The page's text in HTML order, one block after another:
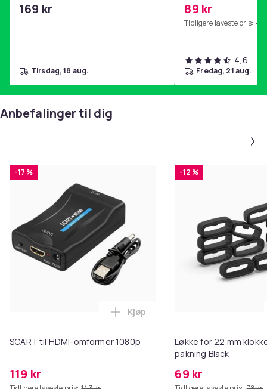
hjemmegymnastikk Purple
169 kr
tirsdag, 18 aug.
89 kr
Tidligere laveste pris: 99
4,6
fredag, 21 aug.
Anbefalinger til dig
-17 %
SCART til HDMI-omformer 1080p
119 kr
Legg SCART til HDMI-omformer
Kjøp
-12 %
Løkke for 22 mm
pakning Black
69 kr